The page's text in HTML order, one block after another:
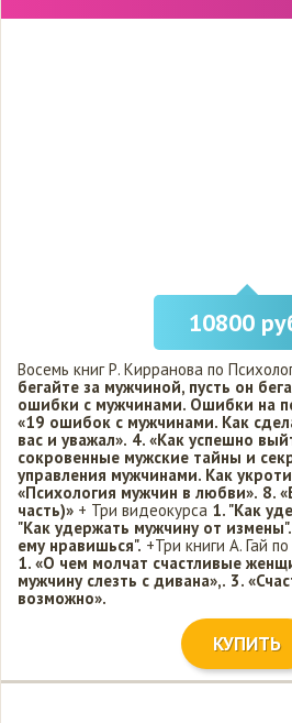
10800
Восемь книг Р. Кирранова по
бегайте за мужчиной, пусть он
ошибки с мужчинами. Ошибки на
«19 ошибок с мужчинами. Как
вас и уважал». 4. «Как успешно
сокровенные мужские тайны и
управления мужчинами. Как
«Психология мужчин в любви». 8.
часть)» + Три видеокурса 1. "Как
"Как удержать мужчину от измены".
ему нравишься". +Три книги А. Гай
1. «О чем молчат счастливые
мужчину слезть с дивана»,. 3.
возможно».
КУПИТЬ